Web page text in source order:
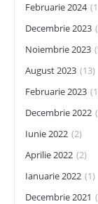
Februarie 2024
Decembrie 2023
Noiembrie 2023
August 2023 (13)
Februarie 2023
Decembrie 2022
Iunie 2022 (2)
Aprilie 2022 (2)
Ianuarie 2022 (1)
Decembrie 2021